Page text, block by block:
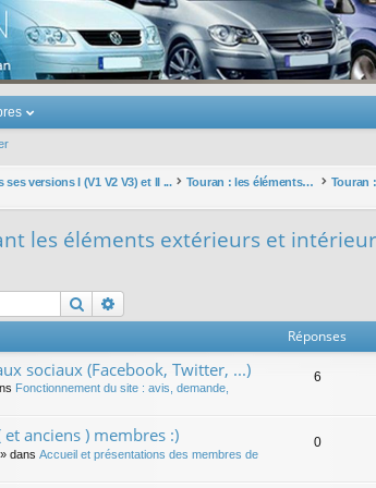
Touran
versions I (V1 V2 V3) et II ... Touran : les éléments et équipements extérieurs et intérieurs
les éléments extérieurs et
Rechercher
Réponses
sociaux (Facebook, Twitter, ...)
Fonctionnement du site : avis, demande,
6
anciens ) membres :)
» dans Accueil et présentations des membres de
0